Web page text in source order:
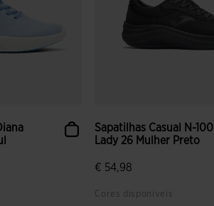
Sapatilhas Casual N-100
Lady 26 Mulher Preto
€ 54,98
Cores disponíveis